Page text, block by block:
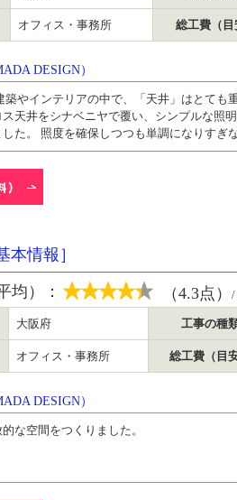
オフィス・事務所 総工費（目
DESIGN）
築やインテリアの中で、「天井」はとても
天井をシナベニヤで覆い、シンプルな照
た。 照度を確保しつつも単調になりすぎ
本情報］
均）： （4.3点） /
大阪府 工事の種
オフィス・事務所 総工費（目安
DESIGN）
な空間をつくりました。